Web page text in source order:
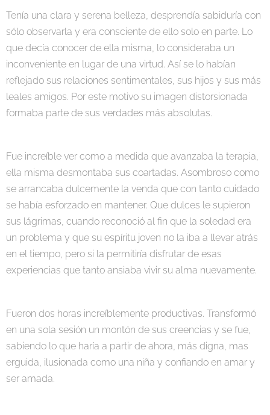
Tenía una clara y serena belleza, desprendía sabiduría con
sólo observarla y era consciente de ello solo en parte. Lo
que decía conocer de ella misma, lo consideraba un
inconveniente en lugar de una virtud. Así se lo habían
reflejado sus relaciones sentimentales, sus hijos y sus más
leales amigos. Por este motivo su imagen distorsionada
formaba parte de sus verdades más absolutas.
Fue increíble ver como a medida que avanzaba la terapia,
ella misma desmontaba sus coartadas. Asombroso como
se arrancaba dulcemente la venda que con tanto cuidado
se había esforzado en mantener. Que dulces le supieron
sus lágrimas, cuando reconoció al fin que la soledad era
un problema y que su espíritu joven no la iba a llevar atrás
en el tiempo, pero si la permitiría disfrutar de esas
experiencias que tanto ansiaba vivir su alma nuevamente.
Fueron dos horas increíblemente productivas. Transformó
en una sola sesión un montón de sus creencias y se fue,
sabiendo lo que haría a partir de ahora, más digna, mas
erguida, ilusionada como una niña y confiando en amar y
ser amada.